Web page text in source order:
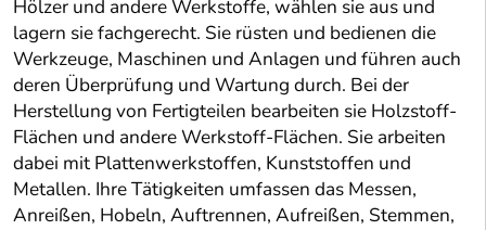
Hölzer und andere Werkstoffe, wählen sie aus und
lagern sie fachgerecht. Sie rüsten und bedienen die
Werkzeuge, Maschinen und Anlagen und führen auch
deren Überprüfung und Wartung durch. Bei der
Herstellung von Fertigteilen bearbeiten sie Holzstoff-
Flächen und andere Werkstoff-Flächen. Sie arbeiten
dabei mit Plattenwerkstoffen, Kunststoffen und
Metallen. Ihre Tätigkeiten umfassen das Messen,
Anreißen, Hobeln, Auftrennen, Aufreißen, Stemmen,